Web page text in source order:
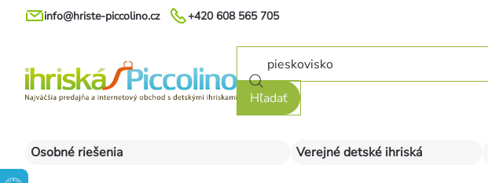
Prejsť
+420 608 565 705
info@hriste-piccolino.cz
Hľadať
Osobné riešenia Verejné detské ihriská